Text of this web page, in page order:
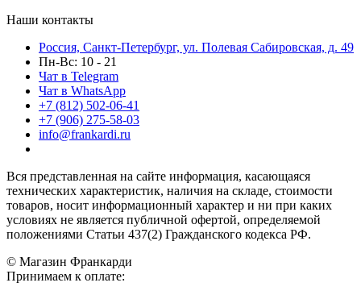
Наши контакты
Россия, Санкт-Петербург, ул. Полевая Сабировская, д. 49
Пн-Вс: 10 - 21
Чат в Telegram
Чат в WhatsApp
+7 (812) 502-06-41
+7 (906) 275-58-03
info@frankardi.ru
Вся представленная на сайте информация, касающаяся
технических характеристик, наличия на складе, стоимости
товаров, носит информационный характер и ни при каких
условиях не является публичной офертой, определяемой
положениями Статьи 437(2) Гражданского кодекса РФ.
© Магазин Франкарди
Принимаем к оплате: